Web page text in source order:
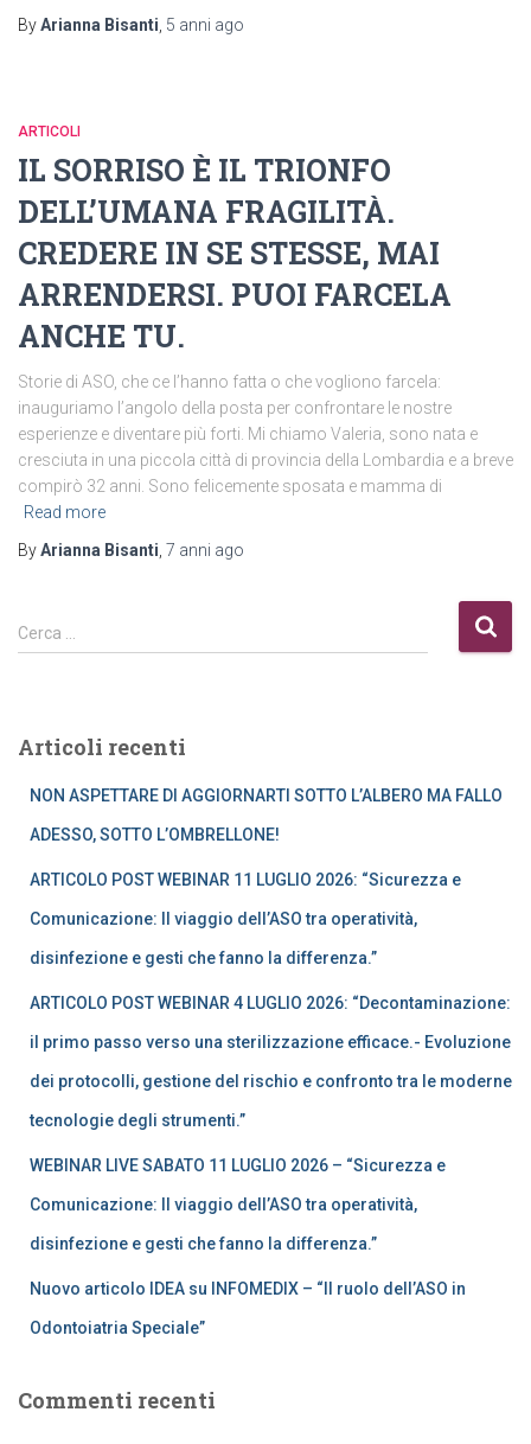
ByArianna Bisanti 5 anni ago
ARTICOLI
IL SORRISO È IL TRIONFO
DELL’UMANA FRAGILITÀ.
CREDERE IN SE STESSE, MAI
ARRENDERSI. PUOI FARCELA
ANCHE TU.
Storie di ASO, che ce l’hanno fatta o che vogliono farcela:
inauguriamo l’angolo della posta per confrontare le nostre
esperienze e diventare più forti. Mi chiamo Valeria, sono nata e
cresciuta in una piccola città di provincia della Lombardia e a breve
compirò 32 anni. Sono felicemente sposata e mamma di
Read more
ByArianna Bisanti 7 anni ago
R
i
c
Cerca …
Articoli recenti
NON ASPETTARE DI AGGIORNARTI SOTTO L’ALBERO MA FALLO
ADESSO, SOTTO L’OMBRELLONE!
ARTICOLO POST WEBINAR 11 LUGLIO 2026: “Sicurezza e
Comunicazione: Il viaggio dell’ASO tra operatività,
disinfezione e gesti che fanno la differenza.”
ARTICOLO POST WEBINAR 4 LUGLIO 2026: “Decontaminazione:
il primo passo verso una sterilizzazione efficace.- Evoluzione
dei protocolli, gestione del rischio e confronto tra le moderne
tecnologie degli strumenti.”
WEBINAR LIVE SABATO 11 LUGLIO 2026 – “Sicurezza e
Comunicazione: Il viaggio dell’ASO tra operatività,
disinfezione e gesti che fanno la differenza.”
Nuovo articolo IDEA su INFOMEDIX – “Il ruolo dell’ASO in
Odontoiatria Speciale”
Commenti recenti